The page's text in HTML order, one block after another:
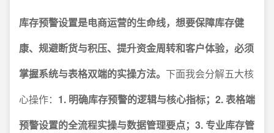
库存预警设置是电商运营的生命线，想要保障库存健
康、规避断货与积压、提升资金周转和客户体验，必须
掌握系统与表格双端的实操方法。 下面我会分解五大核
心操作： 1. 明确库存预警的逻辑与核心指标；2. 表格端
预警设置的全流程实操与数据管理要点；3. 专业库存管